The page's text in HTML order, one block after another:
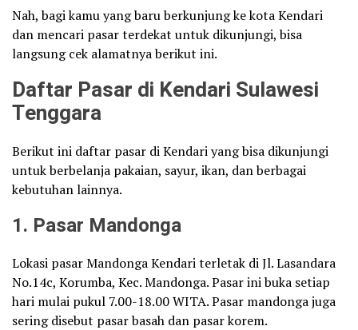
Nah, bagi kamu yang baru berkunjung ke kota Kendari
dan mencari pasar terdekat untuk dikunjungi, bisa
langsung cek alamatnya berikut ini.
Daftar Pasar di Kendari Sulawesi
Tenggara
Berikut ini daftar pasar di Kendari yang bisa dikunjungi
untuk berbelanja pakaian, sayur, ikan, dan berbagai
kebutuhan lainnya.
1. Pasar Mandonga
Lokasi pasar Mandonga Kendari terletak di Jl. Lasandara
No.14c, Korumba, Kec. Mandonga. Pasar ini buka setiap
hari mulai pukul 7.00-18.00 WITA. Pasar mandonga juga
sering disebut pasar basah dan pasar korem.